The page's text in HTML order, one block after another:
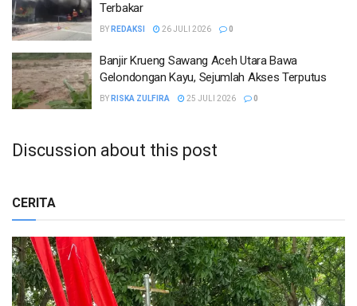
Terbakar
BY REDAKSI 26 JULI 2026 0
Banjir Krueng Sawang Aceh Utara Bawa
Gelondongan Kayu, Sejumlah Akses Terputus
BY RISKA ZULFIRA 25 JULI 2026 0
Discussion about this post
CERITA